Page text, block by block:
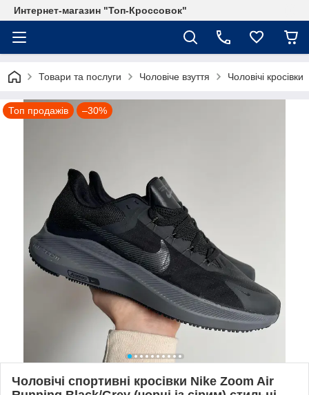
Интернет-магазин "Топ-Кроссовок"
Товари та послуги Чоловіче взуття Чоловічі кросівки
Топ продажів –30%
Чоловічі спортивні кросівки Nike Zoom Air